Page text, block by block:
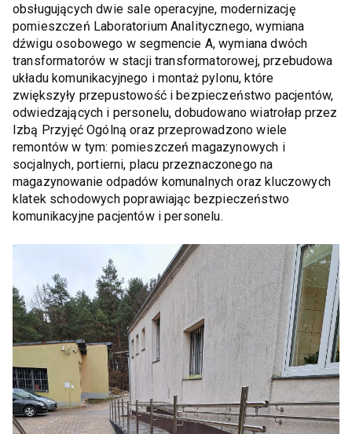
obsługujących dwie sale operacyjne, modernizację
pomieszczeń Laboratorium Analitycznego, wymiana
dźwigu osobowego w segmencie A, wymiana dwóch
transformatorów w stacji transformatorowej, przebudowa
układu komunikacyjnego i montaż pylonu, które
zwiększyły przepustowość i bezpieczeństwo pacjentów,
odwiedzających i personelu, dobudowano wiatrołap przez
Izbą Przyjęć Ogólną oraz przeprowadzono wiele
remontów w tym: pomieszczeń magazynowych i
socjalnych, portierni, placu przeznaczonego na
magazynowanie odpadów komunalnych oraz kluczowych
klatek schodowych poprawiając bezpieczeństwo
komunikacyjne pacjentów i personelu.